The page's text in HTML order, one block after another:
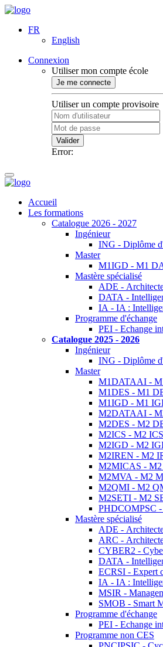
FR
English
Connexion
Utiliser mon compte école
Je me connecte
Utiliser un compte provisoire
Valider
Error:
Accueil
Les formations
Catalogue 2026 - 2027
Ingénieur
ING - Diplôme
Master
M1IGD - M1
Mastère spécialisé
ADE -
DATA -
IA - IA :
Programme d'échange
PEI - Echange
Catalogue 2025 - 2026
Ingénieur
ING - Diplôme
Master
M1DATAAI -
M1DES - M1
M1IGD - M1
M2DATAAI -
M2DES - M2
M2ICS - M2
M2IGD - M2
M2IREN - M2
M2MICAS - M2
M2MVA - M2
M2QMI - M2
M2SETI - M2
PHDCOMPSC -
Mastère spécialisé
ADE -
ARC -
CYBER2 -
DATA -
ECRSI - Expert
IA - IA :
MSIR -
SMOB - Smart
Programme d'échange
PEI - Echange
Programme non CES